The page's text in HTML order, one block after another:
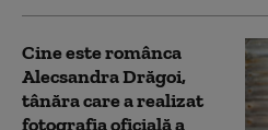
Cine este românca
Alecsandra Drăgoi,
tânăra care a realizat
fotografia oficială a